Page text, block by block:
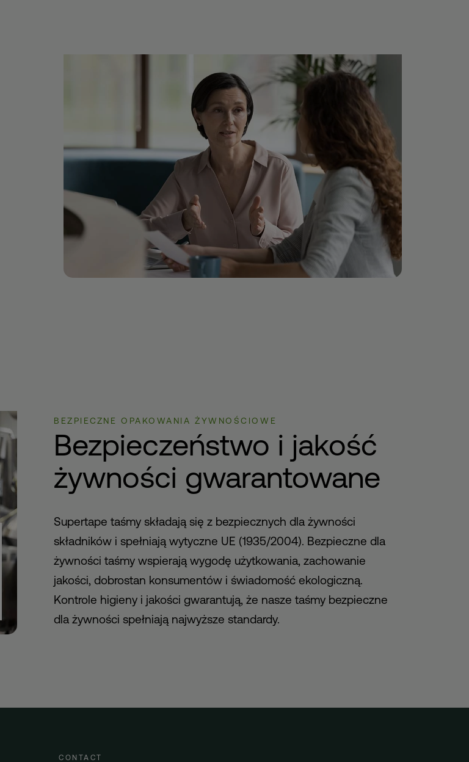
BEZPIECZNE OPAKOWANIA ŻYWNOŚCIOWE
Bezpieczeństwo i jakość
żywności gwarantowane
Supertape taśmy składają się z bezpiecznych dla żywności
składników i spełniają wytyczne UE (1935/2004). Bezpieczne dla
żywności taśmy wspierają wygodę użytkowania, zachowanie
jakości, dobrostan konsumentów i świadomość ekologiczną.
Kontrole higieny i jakości gwarantują, że nasze taśmy bezpieczne
dla żywności spełniają najwyższe standardy.
CONTACT